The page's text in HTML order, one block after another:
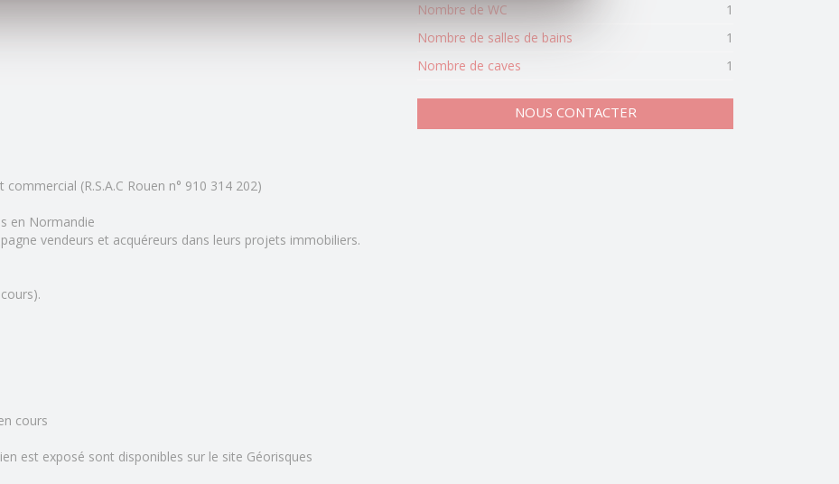
(R.S.A.C Rouen n° 910 314 202)
en Normandie
vendeurs et acquéreurs dans leurs projets immobiliers.
cours
est exposé sont disponibles sur le site Géorisques
Nombre de WC
1
Nombre de salles de bains
1
Nombre de caves
1
NOUS CONTACTER